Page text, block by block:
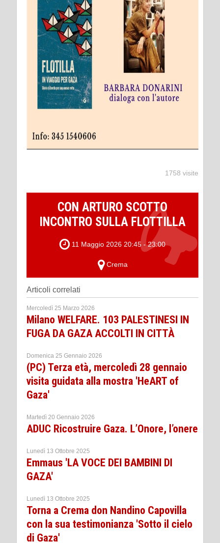
1758 visite
CON ARTURO SCOTTO
INCONTRO SULLA FLOTTILLA
11 Maggio 2026 20:45 - 23:00
Crema
Articoli correlati
Mercoledì 25 Marzo 2026
Milano WELFARE. 103 PALESTINESI IN
FUGA DA GAZA ACCOLTI IN CITTÀ
Domenica 25 Gennaio 2026
(PC) Terza età, mercoledì 28 gennaio
visita guidata alla mostra 'HeART of
Gaza'
Martedì 20 Gennaio 2026
ADUC Ricostruire Gaza. L’Onore, l’onere
Lunedì 13 Ottobre 2025
Emmaus 'LA VOCE DEI BAMBINI DI
GAZA'
Lunedì 13 Ottobre 2025
Torna a Crema don Nandino Capovilla
con la sua testimonianza 'Sotto il cielo
di Gaza'